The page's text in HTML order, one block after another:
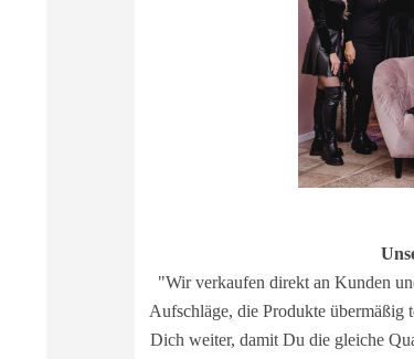
"Wir verkaufen direkt an Kunden
Aufschläge, die Produkte übermäßig
Dich weiter, damit Du die gleiche